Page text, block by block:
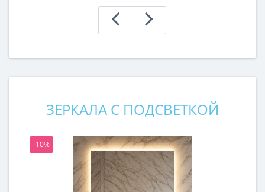
ЗЕРКАЛА С ПОДСВЕТКОЙ
-10%